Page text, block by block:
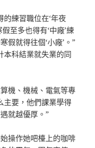
的練習職位在‘年夜
至多也得有‘中廠’練
假就得往個‘小廠’。”
本科結業就失業的同
機、機械、電氣等專
主要，他們課業學得
就越優厚。”
操作她吧檯上的咖啡